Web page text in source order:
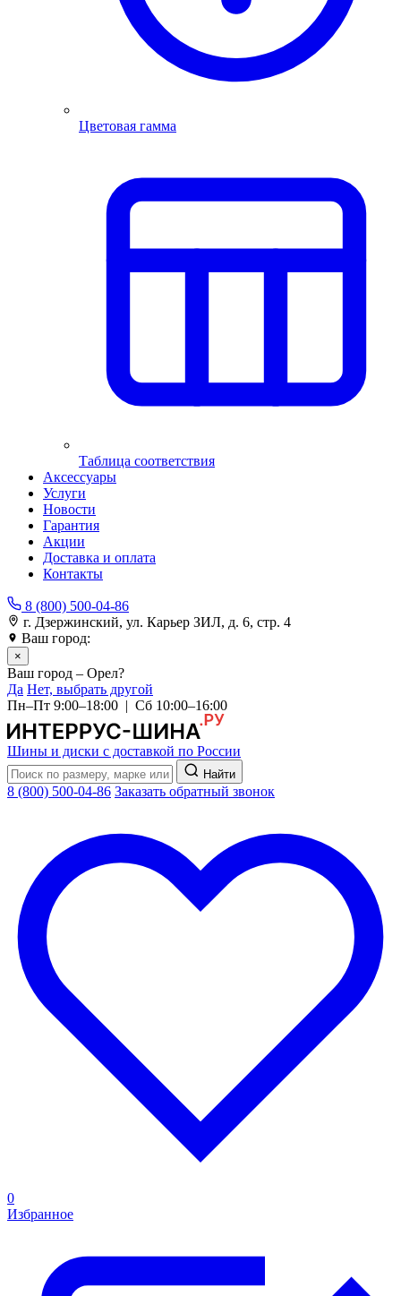
Цветовая гамма
Таблица соответствия
Аксессуары
Услуги
Новости
Гарантия
Акции
Доставка и оплата
Контакты
8 (800) 500-04-86
г. Дзержинский, ул. Карьер ЗИЛ, д. 6, стр. 4
Ваш город:
×
Ваш город – Орел?
Да Нет, выбрать другой
Пн–Пт 9:00–18:00 | Сб 10:00–16:00
Шины и диски с доставкой по России
Найти
8 (800) 500-04-86 Заказать обратный звонок
0
Избранное